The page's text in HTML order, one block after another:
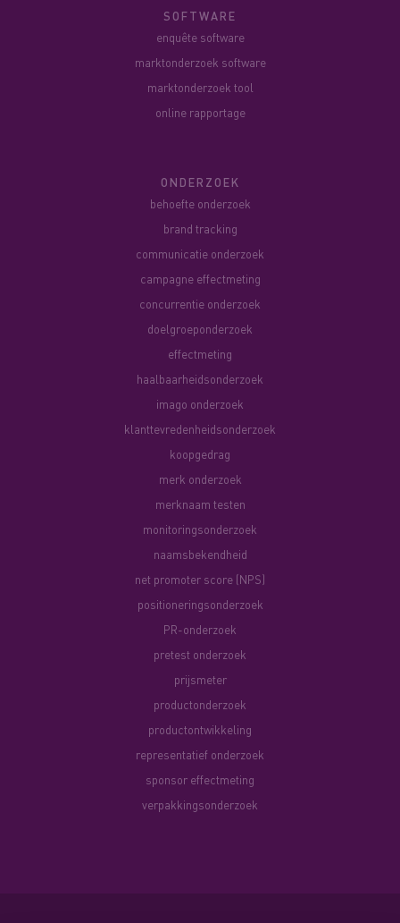
SOFTWARE
enquête software
marktonderzoek software
marktonderzoek tool
online rapportage
ONDERZOEK
behoefte onderzoek
brand tracking
communicatie onderzoek
campagne effectmeting
concurrentie onderzoek
doelgroeponderzoek
effectmeting
haalbaarheidsonderzoek
imago onderzoek
klanttevredenheidsonderzoek
koopgedrag
merk onderzoek
merknaam testen
monitoringsonderzoek
naamsbekendheid
net promoter score (NPS)
positioneringsonderzoek
PR-onderzoek
pretest onderzoek
prijsmeter
productonderzoek
productontwikkeling
representatief onderzoek
sponsor effectmeting
verpakkingsonderzoek